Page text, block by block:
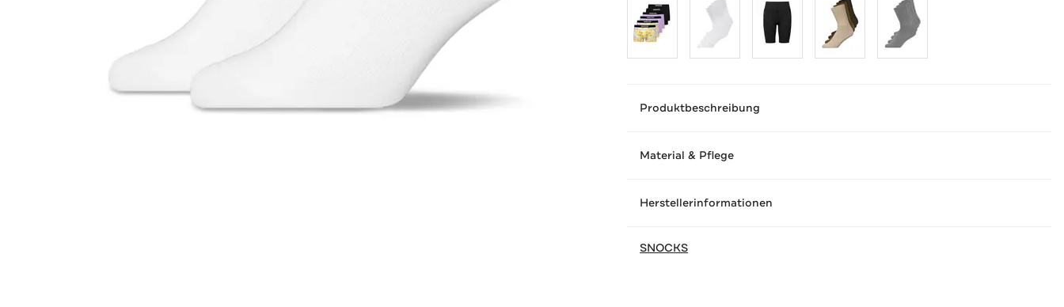
Produktbeschreibung
Material & Pflege
Herstellerinformationen
SNOCKS